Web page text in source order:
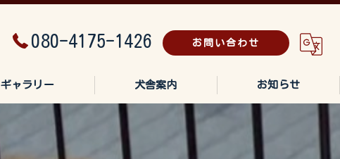
080-4175-1426 お問い合わせ
ギャラリー 犬舎案内 お知らせ